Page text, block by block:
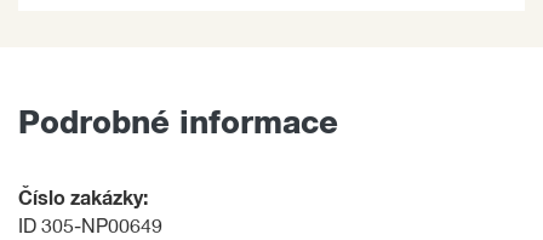
Podrobné informace
Číslo zakázky:
ID 305-NP00649